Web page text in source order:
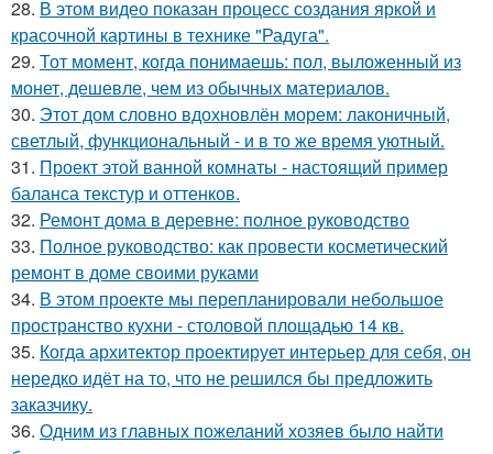
28. В этом видео показан процесс создания яркой и
красочной картины в технике "Радуга".
29. Тот момент, когда понимаешь: пол, выложенный из
монет, дешевле, чем из обычных материалов.
30. Этот дом словно вдохновлён морем: лаконичный,
светлый, функциональный - и в то же время уютный.
31. Проект этой ванной комнаты - настоящий пример
баланса текстур и оттенков.
32. Ремонт дома в деревне: полное руководство
33. Полное руководство: как провести косметический
ремонт в доме своими руками
34. В этом проекте мы перепланировали небольшое
пространство кухни - столовой площадью 14 кв.
35. Когда архитектор проектирует интерьер для себя, он
нередко идёт на то, что не решился бы предложить
заказчику.
36. Одним из главных пожеланий хозяев было найти